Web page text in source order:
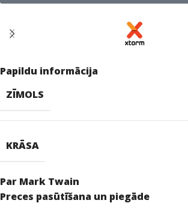
Papildu informācija
ZĪMOLS
KRĀSA
Par Mark Twain
Preces pasūtīšana un piegāde